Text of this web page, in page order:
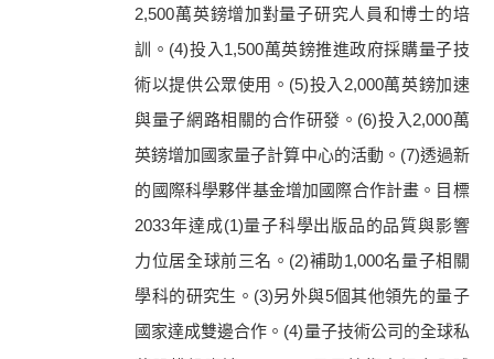
2,500萬英鎊增加對量子研究人員和博士的培
訓。(4)投入1,500萬英鎊推進政府採購量子技
術以提供公眾使用。(5)投入2,000萬英鎊加速
與量子網路相關的合作研發。(6)投入2,000萬
英鎊增加國家量子計算中心的活動。(7)透過新
的國際科學夥伴基金增加國際合作計畫。目標
2033年達成(1)量子科學出版品的品質與影響
力位居全球前三名。(2)補助1,000名量子相關
學科的研究生。(3)另外與5個其他領先的量子
國家達成雙邊合作。(4)量子技術公司的全球私